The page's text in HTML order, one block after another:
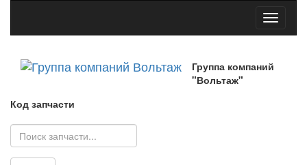
Toggle
Группа компаний
"Вольтаж"
Код запчасти